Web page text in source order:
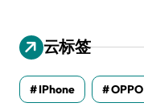
云标签
IPhone OPPO